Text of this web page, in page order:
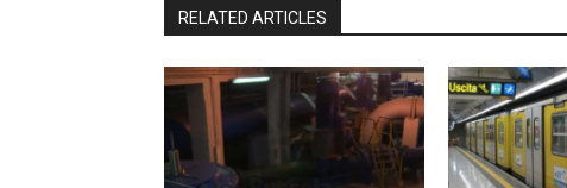
RELATED ARTICLES